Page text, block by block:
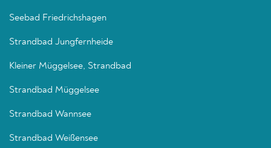
Seebad Friedrichshagen
Strandbad Jungfernheide
Kleiner Müggelsee, Strandbad
Strandbad Müggelsee
Strandbad Wannsee
Strandbad Weißensee